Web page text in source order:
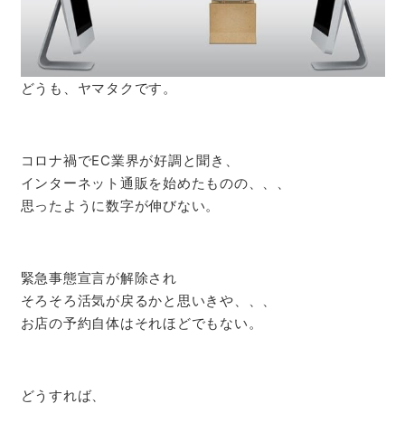
どうも、ヤマタクです。
コロナ禍でEC業界が好調と聞き、
インターネット通販を始めたものの、、、
思ったように数字が伸びない。
緊急事態宣言が解除され
そろそろ活気が戻るかと思いきや、、、
お店の予約自体はそれほどでもない。
どうすれば、